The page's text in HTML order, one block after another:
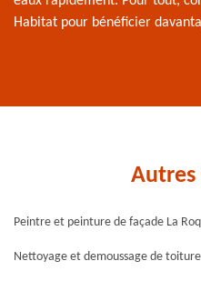
Habitat pour bénéficier
Autres
Peintre et peinture de façade La
Nettoyage et demoussage de